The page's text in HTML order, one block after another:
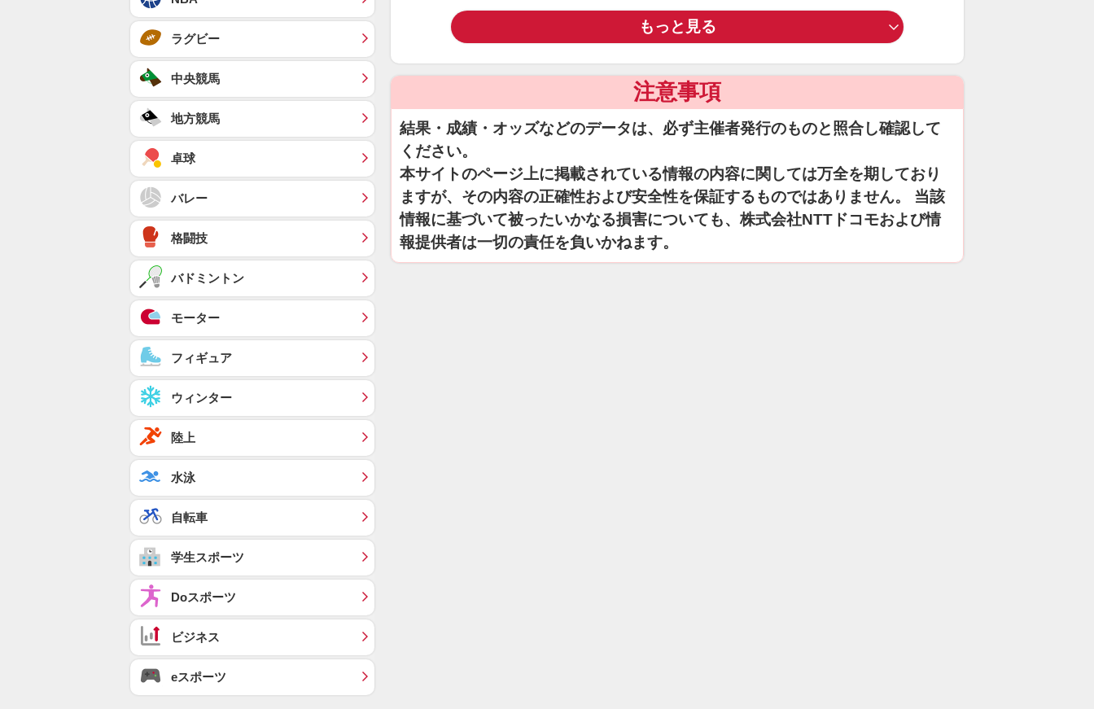
もっと見る
注意事項
結果・成績・オッズなどのデータは、必ず主催者発行のものと照合し確認して
ください。
本サイトのページ上に掲載されている情報の内容に関しては万全を期しており
ますが、その内容の正確性および安全性を保証するものではありません。 当該
情報に基づいて被ったいかなる損害についても、株式会社NTTドコモおよび情
報提供者は一切の責任を負いかねます。
ラグビー
中央競馬
地方競馬
卓球
バレー
格闘技
バドミントン
モーター
フィギュア
ウィンター
陸上
水泳
自転車
学生スポーツ
Doスポーツ
ビジネス
eスポーツ